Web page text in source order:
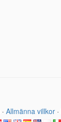
· Allmänna villkor ·